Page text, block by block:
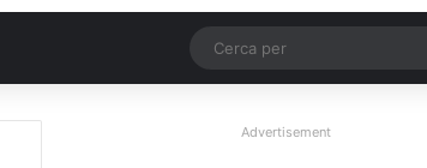
Un articolo a caso
Advertisement